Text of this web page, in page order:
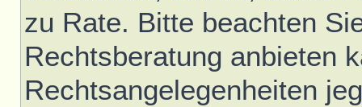
zu Rate. Bitte beachten
Rechtsberatung anbieten
Rechtsangelegenheiten